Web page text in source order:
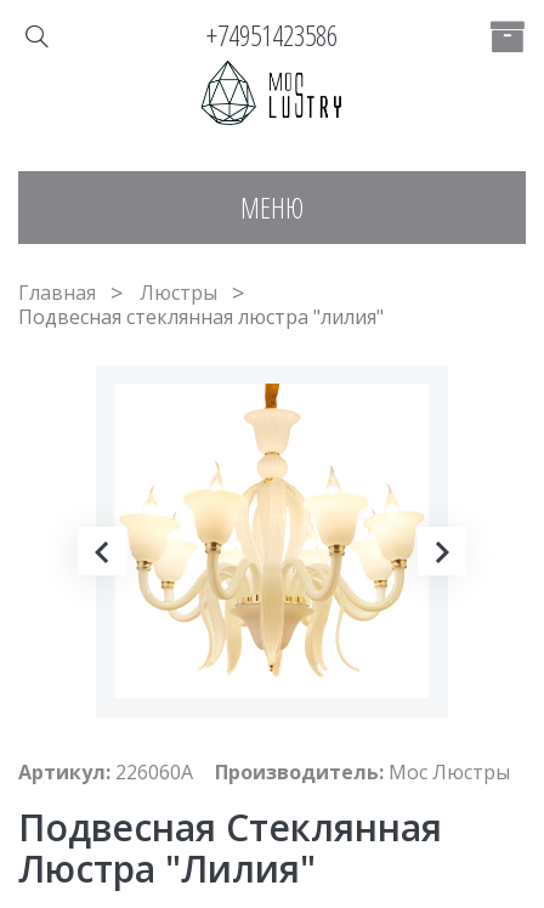
МЕНЮ
+74951423586
Главная
Люстры
Подвесная стеклянная люстра "лилия"
Артикул: 226060A Производитель: Мос Люстры
Подвесная Стеклянная
Люстра "лилия"